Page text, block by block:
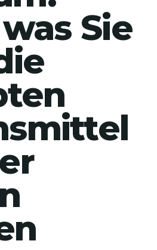
Sie